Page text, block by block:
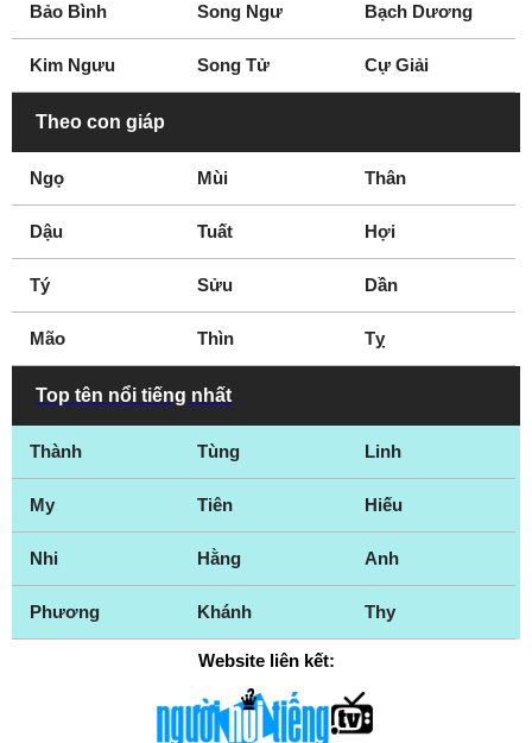
Bảo Bình Song Ngư Bạch Dương
Kim Ngưu Song Tử Cự Giải
Theo con giáp
Ngọ Mùi Thân
Dậu Tuất Hợi
Tý Sửu Dần
Mão Thìn Tỵ
Top tên nổi tiếng nhất
Thành Tùng Linh
My Tiên Hiếu
Nhi Hằng Anh
Phương Khánh Thy
Website liên kết: